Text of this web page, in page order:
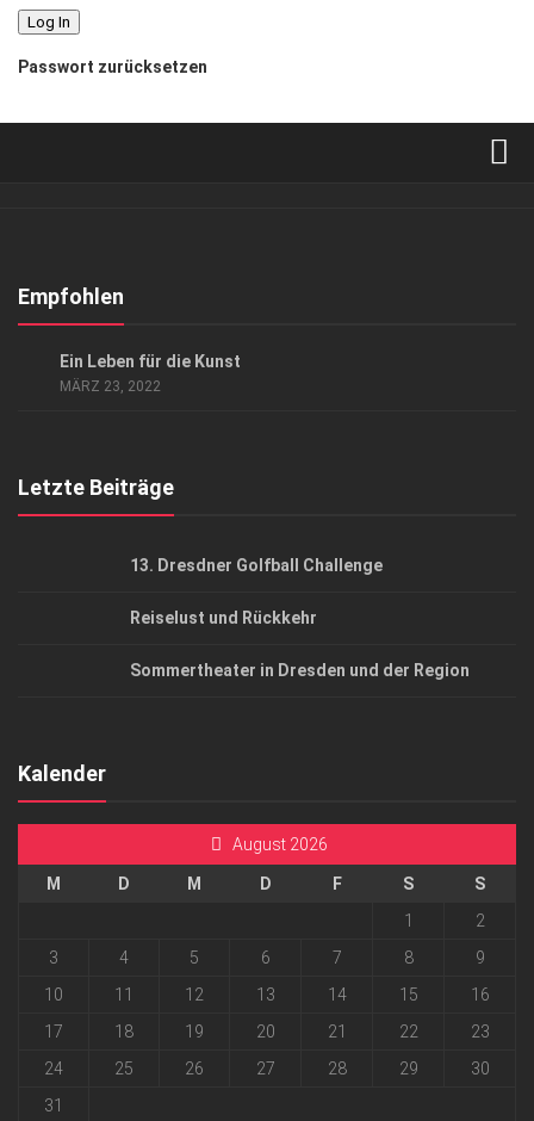
Passwort zurücksetzen
Kontakt, Impressum
Empfohlen
Ein Leben für die Kunst
MÄRZ 23, 2022
Letzte Beiträge
13. Dresdner Golfball Challenge
Reiselust und Rückkehr
Sommertheater in Dresden und der Region
Kalender
August 2026
M D M D F S
S
1
2
3
4 5 6 7 8
9
10
11 12 13 14 15
16
17
18 19 20 21 22
23
24
25 26 27 28 29
30
31